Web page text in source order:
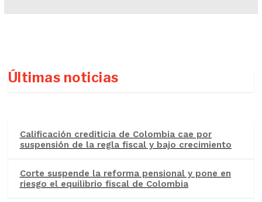
Últimas noticias
Calificación crediticia de Colombia cae por
suspensión de la regla fiscal y bajo crecimiento
Corte suspende la reforma pensional y pone en
riesgo el equilibrio fiscal de Colombia